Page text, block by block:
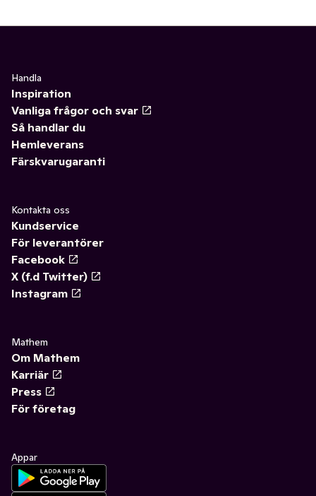
Handla
Inspiration
Vanliga frågor och svar
Så handlar du
Hemleverans
Färskvarugaranti
Kontakta oss
Kundservice
För leverantörer
Facebook
X (f.d Twitter)
Instagram
Mathem
Om Mathem
Karriär
Press
För företag
Appar